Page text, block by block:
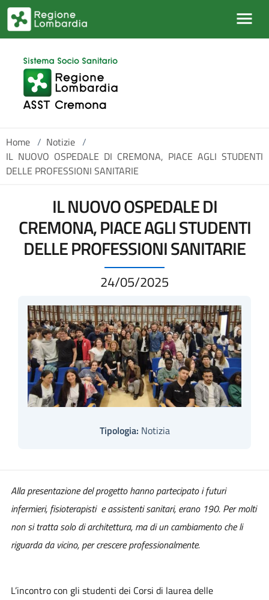
Salta al contenuto principale
Home / Notizie /
IL NUOVO OSPEDALE DI CREMONA, PIACE AGLI STUDENTI
DELLE PROFESSIONI SANITARIE
IL NUOVO OSPEDALE DI
CREMONA, PIACE AGLI STUDENTI
DELLE PROFESSIONI SANITARIE
24/05/2025
Tipologia: Notizia
Alla presentazione del progetto hanno partecipato i futuri
infermieri, fisioterapisti e assistenti sanitari, erano 190. Per molti
non si tratta solo di architettura, ma di un cambiamento che li
riguarda da vicino, per crescere professionalmente.
L’incontro con gli studenti dei Corsi di laurea delle